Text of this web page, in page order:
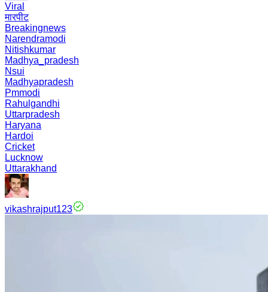
Viral
मारपीट
Breakingnews
Narendramodi
Nitishkumar
Madhya_pradesh
Nsui
Madhyapradesh
Pmmodi
Rahulgandhi
Uttarpradesh
Haryana
Hardoi
Cricket
Lucknow
Uttarakhand
vikashrajput123